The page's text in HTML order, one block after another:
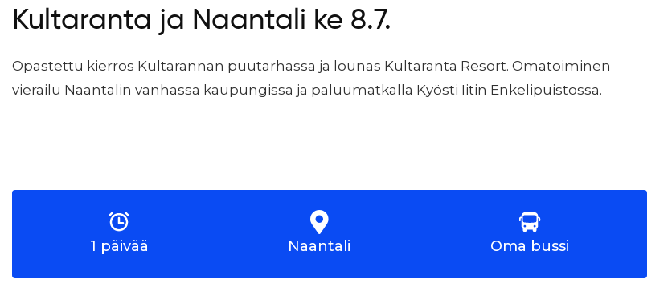
Kultaranta ja Naantali ke 8.7.
Opastettu kierros Kultarannan puutarhassa ja lounas Kultaranta Resort. Omatoiminen
vierailu Naantalin vanhassa kaupungissa ja paluumatkalla Kyösti Iitin Enkelipuistossa.
1 päivää Naantali Oma bussi